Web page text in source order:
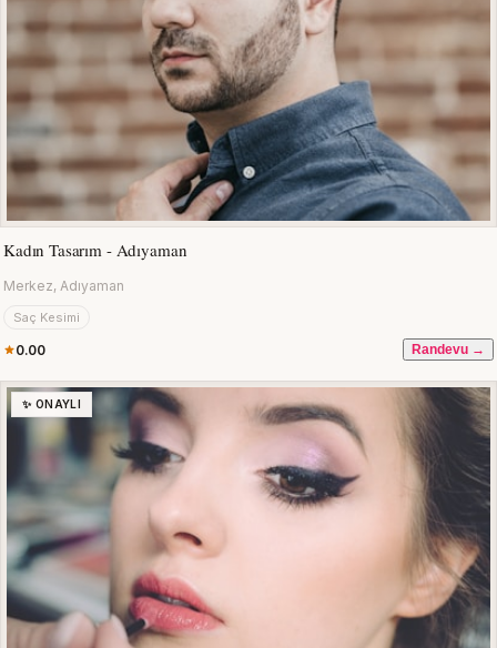
Kadın Tasarım - Adıyaman
Merkez, Adıyaman
Saç Kesimi
0.00 Randevu →
✨ ONAYLI